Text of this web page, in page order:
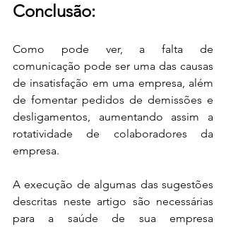
Conclusão:
Como pode ver, a falta de
comunicação pode ser uma das causas
de insatisfação em uma empresa, além
de fomentar pedidos de demissões e
desligamentos, aumentando assim a
rotatividade de colaboradores da
empresa.
A execução de algumas das sugestões
descritas neste artigo são necessárias
para a saúde de sua empresa